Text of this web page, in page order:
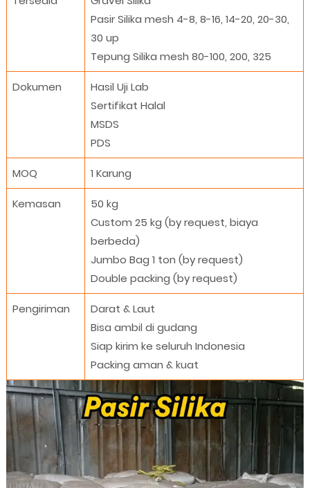
Pasir Silika mesh 4-8, 8-16, 14-20, 20-30,
30 up
Tepung Silika mesh 80-100, 200, 325
Dokumen
Hasil Uji Lab
Sertifikat Halal
MSDS
PDS
MOQ 1 Karung
Kemasan
50 kg
Custom 25 kg (by request, biaya
berbeda)
Jumbo Bag 1 ton (by request)
Double packing (by request)
Pengiriman
Darat & Laut
Bisa ambil di gudang
Siap kirim ke seluruh Indonesia
Packing aman & kuat